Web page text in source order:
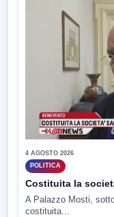
4 AGOSTO 2026
POLITICA
Costituita la
A Palazzo Mosti,
costituita...